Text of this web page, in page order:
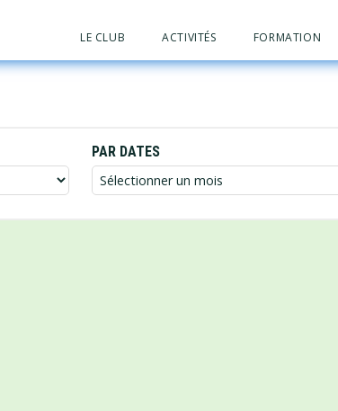
LE CLUB ACTIVITÉS FORMATION
PAR DATES
Par